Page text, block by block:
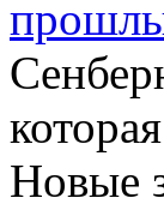
Новые